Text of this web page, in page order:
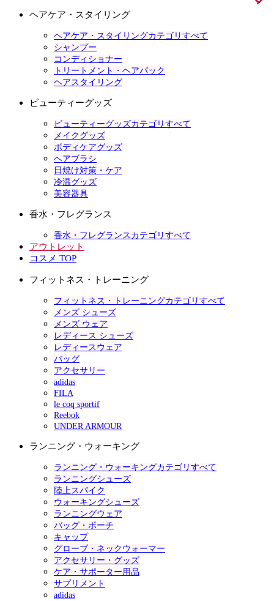
ヘアケア・スタイリング
ヘアケア・スタイリングカテゴリすべて
シャンプー
コンディショナー
トリートメント・ヘアパック
ヘアスタイリング
ビューティーグッズ
ビューティーグッズカテゴリすべて
メイクグッズ
ボディケアグッズ
ヘアブラシ
日焼け対策・ケア
冷温グッズ
美容器具
香水・フレグランス
香水・フレグランスカテゴリすべて
アウトレット
コスメ TOP
フィットネス・トレーニング
フィットネス・トレーニングカテゴリすべて
メンズ シューズ
メンズ ウェア
レディース シューズ
レディースウェア
バッグ
アクセサリー
adidas
FILA
le coq sportif
Reebok
UNDER ARMOUR
ランニング・ウォーキング
ランニング・ウォーキングカテゴリすべて
ランニングシューズ
陸上スパイク
ウォーキングシューズ
ランニングウェア
バッグ・ポーチ
キャップ
グローブ・ネックウォーマー
アクセサリー・グッズ
ケア・サポーター用品
サプリメント
adidas